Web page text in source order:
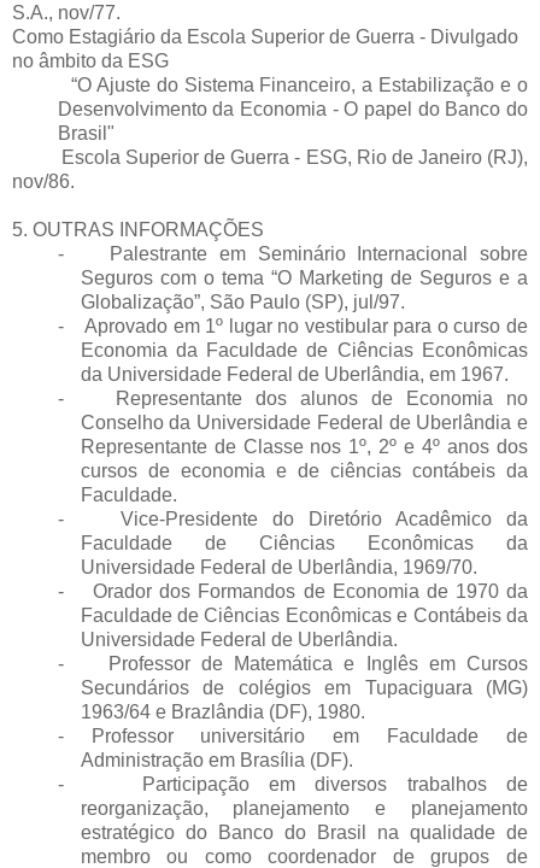
S.A., nov/77.
Como Estagiário da Escola Superior de Guerra - Divulgado
no âmbito da ESG
“O Ajuste do Sistema Financeiro, a Estabilização e o
Desenvolvimento da Economia - O papel do Banco do
Brasil"
Escola Superior de Guerra - ESG, Rio de Janeiro (RJ),
nov/86.
5. OUTRAS INFORMAÇÕES
- Palestrante em Seminário Internacional sobre
Seguros com o tema “O Marketing de Seguros e a
Globalização”, São Paulo (SP), jul/97.
- Aprovado em 1º lugar no vestibular para o curso de
Economia da Faculdade de Ciências Econômicas
da Universidade Federal de Uberlândia, em 1967.
- Representante dos alunos de Economia no
Conselho da Universidade Federal de Uberlândia e
Representante de Classe nos 1º, 2º e 4º anos dos
cursos de economia e de ciências contábeis da
Faculdade.
- Vice-Presidente do Diretório Acadêmico da
Faculdade de Ciências Econômicas da
Universidade Federal de Uberlândia, 1969/70.
- Orador dos Formandos de Economia de 1970 da
Faculdade de Ciências Econômicas e Contábeis da
Universidade Federal de Uberlândia.
- Professor de Matemática e Inglês em Cursos
Secundários de colégios em Tupaciguara (MG)
1963/64 e Brazlândia (DF), 1980.
- Professor universitário em Faculdade de
Administração em Brasília (DF).
- Participação em diversos trabalhos de
reorganização, planejamento e planejamento
estratégico do Banco do Brasil na qualidade de
membro ou como coordenador de grupos de